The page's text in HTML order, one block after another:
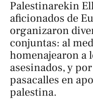
Palestinarekin
aficionados de
organizaron
conjuntas: al
homenajearon a
asesinados, y
pasacalles en
palestina.